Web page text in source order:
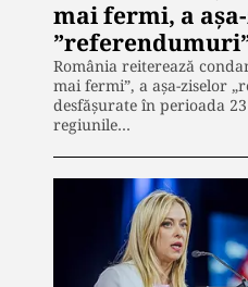
mai fermi, a
România reiterează
mai fermi”, a aşa-ziselor
desfăşurate în perioada
regiunile…